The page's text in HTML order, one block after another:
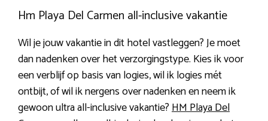
Hm Playa Del Carmen all-inclusive vakantie
Wil je jouw vakantie in dit hotel vastleggen? Je moet
dan nadenken over het verzorgingstype. Kies ik voor
een verblijf op basis van logies, wil ik logies mét
ontbijt, of wil ik nergens over nadenken en neem ik
gewoon ultra all-inclusive vakantie?HM Playa Del